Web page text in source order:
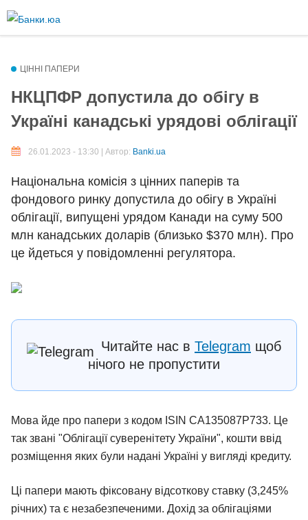
основного
ЦІННІ ПАПЕРИ
НКЦПФР допустила до обігу в
Україні канадські урядові облігації
26.01.2023 - 13:30 | Автор: Banki.ua
Національна комісія з цінних паперів та
фондового ринку допустила до обігу в Україні
облігації, випущені урядом Канади на суму 500
млн канадських доларів (близько $370 млн). Про
це йдеться у повідомленні регулятора.
Читайте нас в Telegram щоб
нічого не пропустити
Мова йде про папери з кодом ISIN CA135087P733. Це
так звані "Облігації суверенітету України", кошти ввід
розміщення яких були надані Україні у вигляді кредиту.
Ці папери мають фіксовану відсоткову ставку (3,245%
річних) та є незабезпеченими. Дохід за облігаціями
Comment HTML
Дозволені теґи HTML: <p> <br> <ul> <li> <ol> <em> <strong> <b>
Рядки і абзаци переносяться автоматично.
Plain text
You may quote other posts using [quote] tags.
Рядки і абзаци переносяться автоматично.